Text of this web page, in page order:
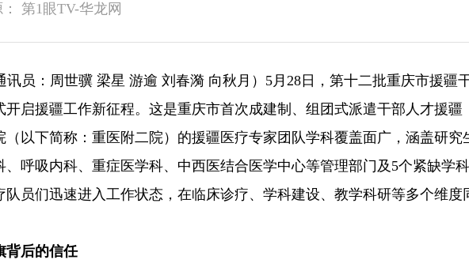
第1眼TV-华龙网
讯员：周世骥 梁星 游逾 刘春漪 向秋月）5月28日，第十二批重庆市援疆
启援疆工作新征程。这是重庆市首次成建制、组团式派遣干部人才援疆
以下简称：重医附二院）的援疆医疗专家团队学科覆盖面广，涵盖研究
呼吸内科、重症医学科、中西医结合医学中心等管理部门及5个紧缺学
员们迅速进入工作状态，在临床诊疗、学科建设、教学科研等多个维度
背后的信任